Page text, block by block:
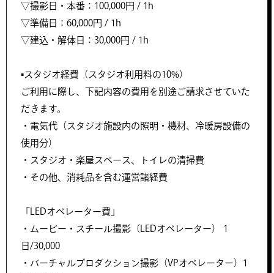
▽撮影日・本番：100,000円 / 1h
▽準備日：60,000円 / 1h
▽建込・解体日：30,000円 / 1h
▪️スタジオ経費（スタジオ利用料の10%）
ご利用に際し、下記内容の費用を別途ご請求させていた
だきます。
・電気代（スタジオ施設内の照明・機材、冷暖房設備の
使用分）
・スタジオ・楽屋スペース、トイレの清掃費
・その他、消耗品を含む運営諸経費
「LEDオペレーター費」
・ムービー・スチール撮影（LEDオペレーター） 1
日/30,000
・バーチャルプロダクション撮影（VPオペレーター）1